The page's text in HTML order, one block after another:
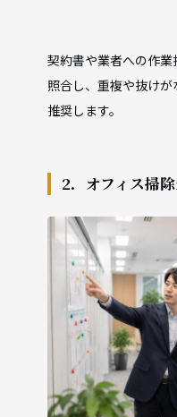
契約書や業者への作
照合し、重複や抜け
推奨します。
2．オフィス掃